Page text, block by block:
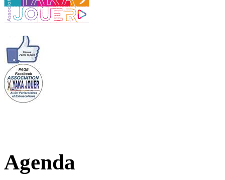
Agenda